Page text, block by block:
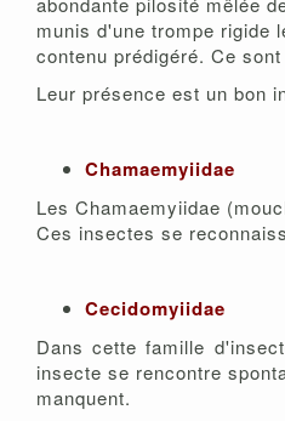
munis d'une trompe rigide
contenu prédigéré. Ce
Leur présence est un bon
Chamaemyiidae
Les Chamaemyiidae
Ces insectes se
Cecidomyiidae
Dans cette famille
insecte se rencontre
manquent.